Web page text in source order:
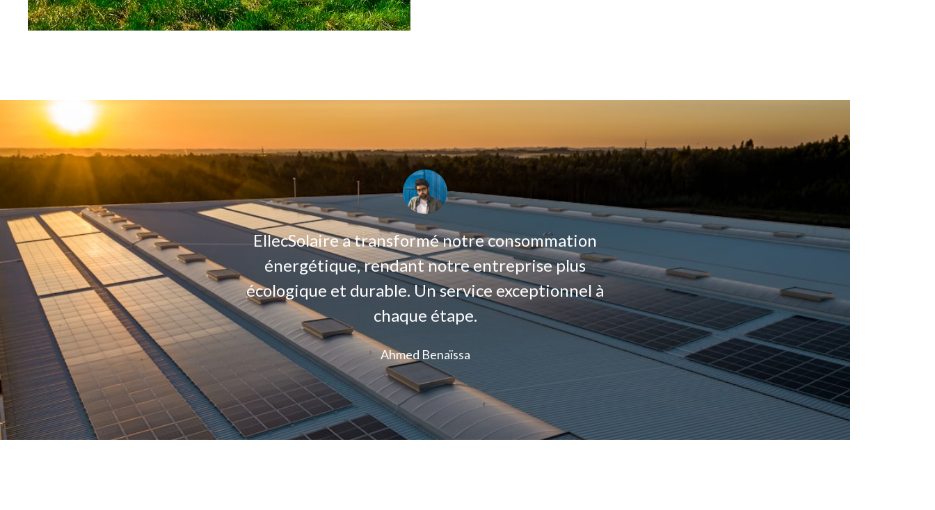
EllecSolaire a transformé notre consommation
énergétique, rendant notre entreprise plus
écologique et durable. Un service exceptionnel à
chaque étape.
Ahmed Benaïssa